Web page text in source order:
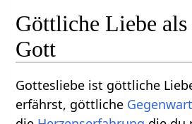
Göttliche Liebe
Gott
Gottesliebe ist göttliche
erfährst, göttliche Gegenwart